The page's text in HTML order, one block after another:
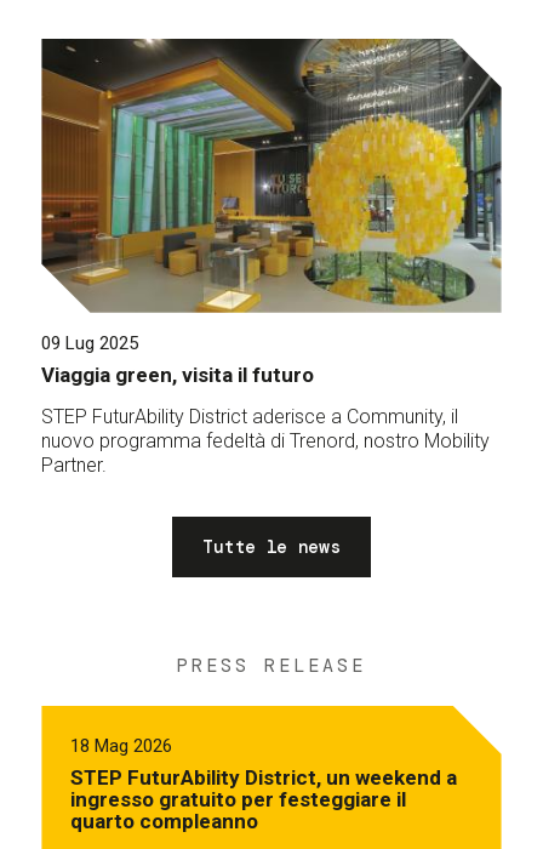
09 Lug 2025
Viaggia green, visita il futuro
STEP FuturAbility District aderisce a Community, il
nuovo programma fedeltà di Trenord, nostro Mobility
Partner.
Tutte le news
PRESS RELEASE
18 Mag 2026
STEP FuturAbility District, un weekend a
ingresso gratuito per festeggiare il
quarto compleanno